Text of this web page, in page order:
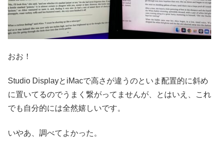
おお！
Studio DisplayとiMacで高さが違うのといま配置的に斜め
に置いてるのでうまく繋がってませんが、とはいえ、これ
でも自分的には全然嬉しいです。
いやあ、調べてよかった。